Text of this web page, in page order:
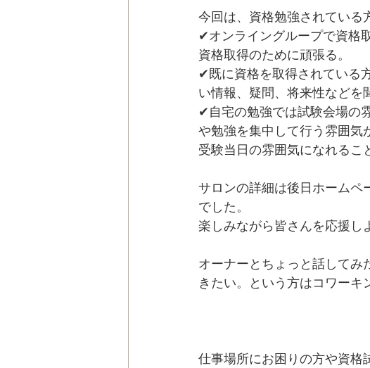
今回は、資格勉強されている
✔︎オンライングループで資格
資格取得のために頑張る。
✔︎既に資格を取得されている
い情報、疑問、将来性などを
✔︎自宅の勉強では試験会場の
や勉強を集中して行う雰囲気
受験当日の雰囲気になれるこ
サロンの詳細は後日ホームペ
でした。
楽しみながら皆さんを応援し
オーナーとちょっと話して
きたい。という方はコワーキ
仕事場所にお困りの方や資格